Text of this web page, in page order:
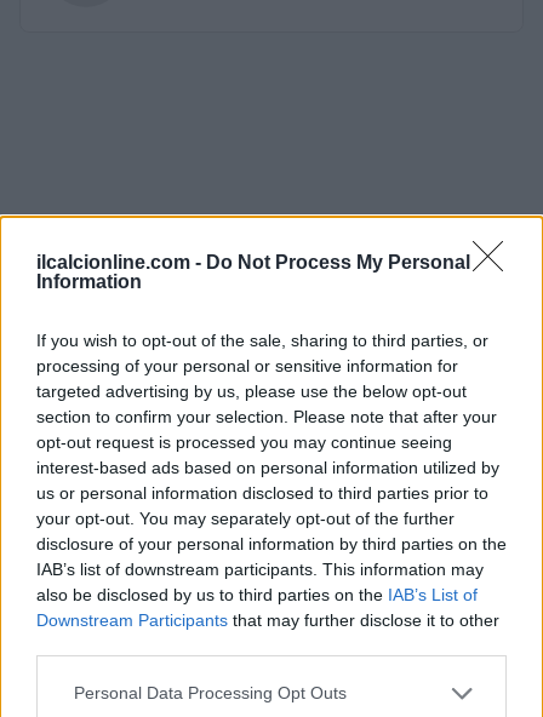
ilcalcionline.com - Do Not Process My Personal
Information
If you wish to opt-out of the sale, sharing to third parties, or
processing of your personal or sensitive information for
targeted advertising by us, please use the below opt-out
section to confirm your selection. Please note that after your
opt-out request is processed you may continue seeing
interest-based ads based on personal information utilized by
us or personal information disclosed to third parties prior to
your opt-out. You may separately opt-out of the further
disclosure of your personal information by third parties on the
IAB’s list of downstream participants. This information may
also be disclosed by us to third parties on the IAB’s List of
Downstream Participants that may further disclose it to other
Please note that this website/app uses one or more Google
Personal Data Processing Opt Outs
Continua a leggere
NEWS